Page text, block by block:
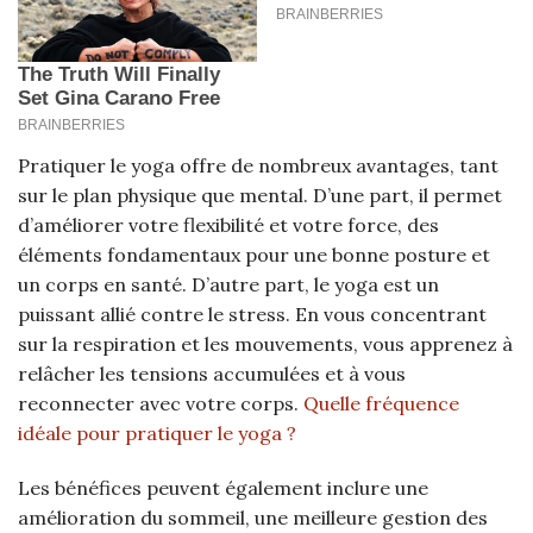
Pratiquer le yoga offre de nombreux avantages, tant
sur le plan physique que mental. D’une part, il permet
d’améliorer votre flexibilité et votre force, des
éléments fondamentaux pour une bonne posture et
un corps en santé. D’autre part, le yoga est un
puissant allié contre le stress. En vous concentrant
sur la respiration et les mouvements, vous apprenez à
relâcher les tensions accumulées et à vous
reconnecter avec votre corps. Quelle fréquence
idéale pour pratiquer le yoga ?
Les bénéfices peuvent également inclure une
amélioration du sommeil, une meilleure gestion des